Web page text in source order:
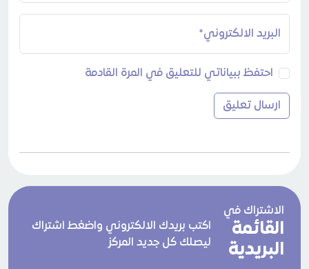
البريد الالكتروني*
احتفظ ببياناتي للتعليق في المرة القادمة
الاشتراك في
القائمة
البريدية
اكتب بريدك الالكتروني واضغط اشتراك
ليصلك كل جديد المركز